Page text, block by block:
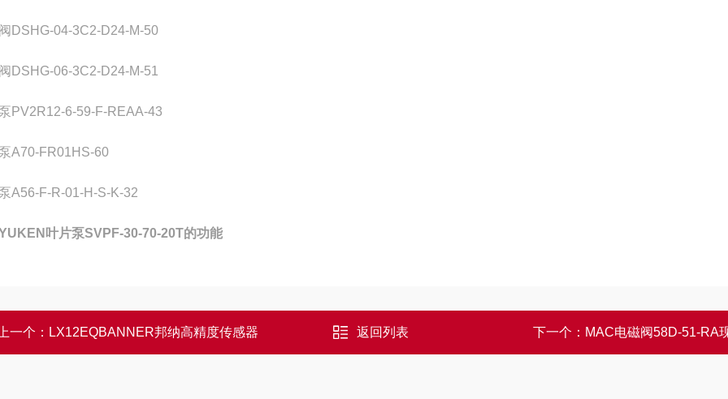
DSHG-04-3C2-D24-M-50
DSHG-06-3C2-D24-M-51
PV2R12-6-59-F-REAA-43
A70-FR01HS-60
A56-F-R-01-H-S-K-32
叶片泵SVPF-30-70-20T的功能
一个： LX12EQBANNER邦纳高精度传感器 返回列表 下一个： MAC电磁阀58D-51-RA